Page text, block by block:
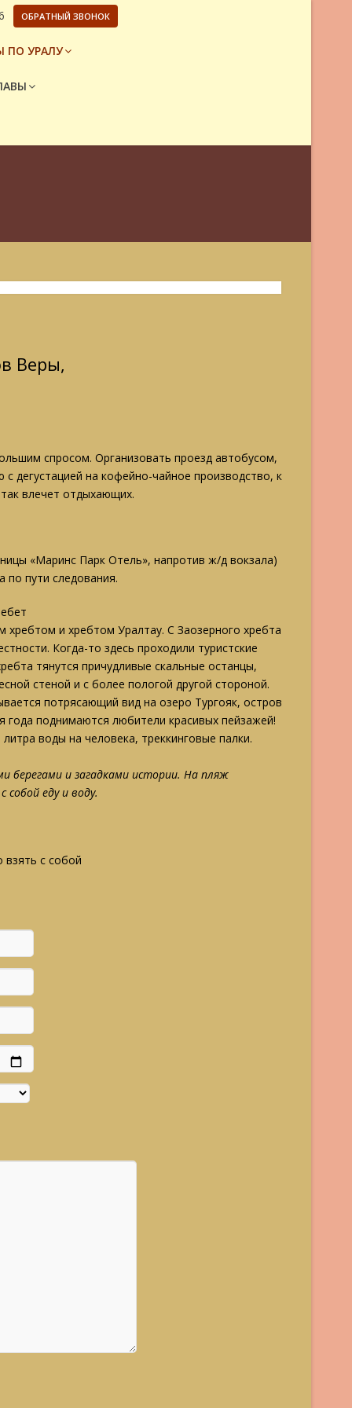
ОБРАТНЫЙ ЗВОНОК
ПО УРАЛУ
Веры,
спросом. Организовать проезд автобусом,
дегустацией на кофейно-чайное производство, к
влечет отдыхающих.
«Маринс Парк Отель», напротив ж/д вокзала)
по пути следования.
и хребтом Уралтау. С Заозерного хребта
Когда-то здесь проходили туристские
тянутся причудливые скальные останцы,
стеной и с более пологой другой стороной.
потрясающий вид на озеро Тургояк, остров
поднимаются любители красивых пейзажей!
воды на человека, треккинговые палки.
берегами и загадками истории. На пляж
еду и воду.
с собой